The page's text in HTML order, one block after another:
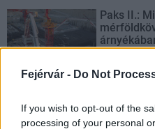
Fejérvár - Do Not
If you wish to opt-out of the
processing of your personal
Paks II.:
közelében